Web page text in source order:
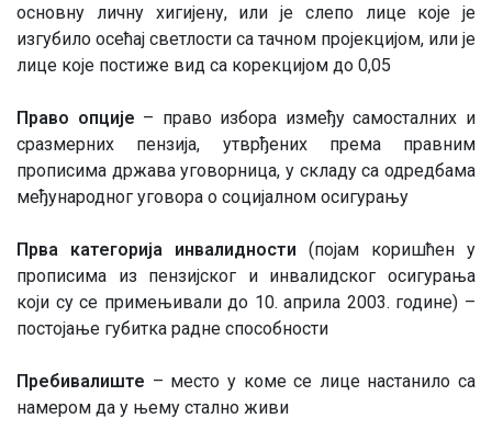
основну личну хигијену, или је слепо лице које је
изгубило осећај светлости са тачном пројекцијом, или је
лице које постиже вид са корекцијом до 0,05
Право опције – право избора између самосталних и
сразмерних пензија, утврђених према правним
прописима држава уговорница, у складу са одредбама
међународног уговора о социјалном осигурању
Прва категорија инвалидности (појам коришћен у
прописима из пензијског и инвалидског осигурања
који су се примењивали до 10. априла 2003. године) –
постојање губитка радне способности
Пребивалиште – место у коме се лице настанило са
намером да у њему стално живи